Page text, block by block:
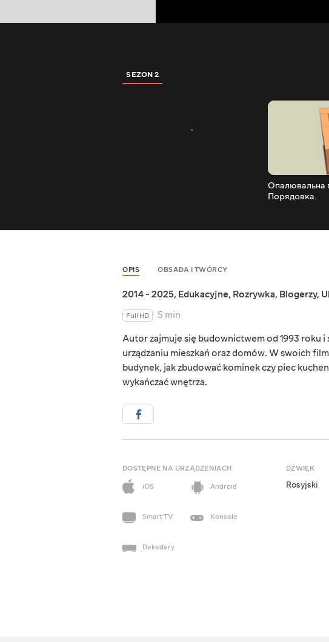
SEZON 2
Опалювальна
Порядовка.
OPIS OBSADA I TWÓRCY
2014 - 2025, Edukacyjne, Rozrywka, Blogerzy,
Full HD
5 min
Autor zajmuje się budownictwem od 1993 roku
urządzaniu mieszkań oraz domów. W swoich
budynek, jak zbudować kominek czy piec
wykańczać wnętrza.
DOSTĘPNE NA URZĄDZENIACH
iOS
Android
Smart TV Konsole
Dekodery
DŹWIĘK
Rosyjski